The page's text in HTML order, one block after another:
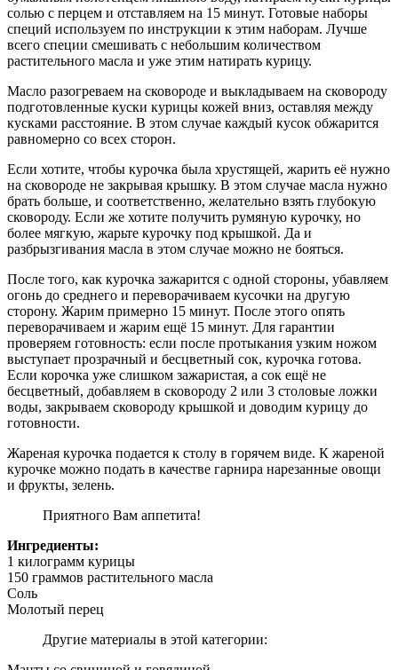
солью с перцем и отставляем на 15 минут. Готовые наборы
специй используем по инструкции к этим наборам. Лучше
всего специи смешивать с небольшим количеством
растительного масла и уже этим натирать курицу.
Масло разогреваем на сковороде и выкладываем на сковороду
подготовленные куски курицы кожей вниз, оставляя между
кусками расстояние. В этом случае каждый кусок обжарится
равномерно со всех сторон.
Если хотите, чтобы курочка была хрустящей, жарить её нужно
на сковороде не закрывая крышку. В этом случае масла нужно
брать больше, и соответственно, желательно взять глубокую
сковороду. Если же хотите получить румяную курочку, но
более мягкую, жарьте курочку под крышкой. Да и
разбрызгивания масла в этом случае можно не бояться.
После того, как курочка зажарится с одной стороны, убавляем
огонь до среднего и переворачиваем кусочки на другую
сторону. Жарим примерно 15 минут. После этого опять
переворачиваем и жарим ещё 15 минут. Для гарантии
проверяем готовность: если после протыкания узким ножом
выступает прозрачный и бесцветный сок, курочка готова.
Если корочка уже слишком зажаристая, а сок ещё не
бесцветный, добавляем в сковороду 2 или 3 столовые ложки
воды, закрываем сковороду крышкой и доводим курицу до
готовности.
Жареная курочка подается к столу в горячем виде. К жареной
курочке можно подать в качестве гарнира нарезанные овощи
и фрукты, зелень.
Приятного Вам аппетита!
Ингредиенты:
1 килограмм курицы
150 граммов растительного масла
Соль
Молотый перец
Другие материалы в этой категории: